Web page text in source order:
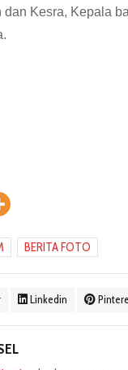
Kesra, Kepala
BERITA FOTO
Linkedin